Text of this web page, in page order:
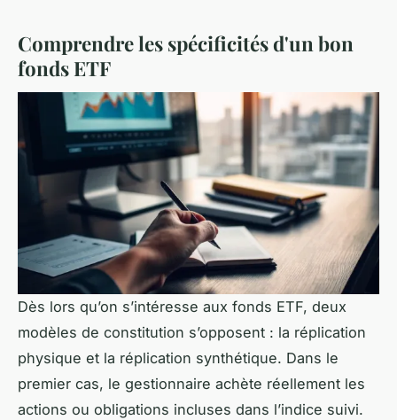
Comprendre les spécificités d'un bon
fonds ETF
Dès lors qu’on s’intéresse aux fonds ETF, deux
modèles de constitution s’opposent : la réplication
physique et la réplication synthétique. Dans le
premier cas, le gestionnaire achète réellement les
actions ou obligations incluses dans l’indice suivi.